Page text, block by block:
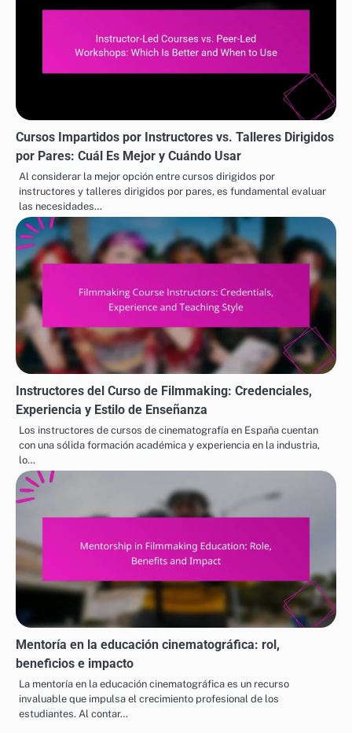
Cursos Impartidos por Instructores vs. Talleres Dirigidos
por Pares: Cuál Es Mejor y Cuándo Usar
Al considerar la mejor opción entre cursos dirigidos por
instructores y talleres dirigidos por pares, es fundamental evaluar
las necesidades…
Instructores del Curso de Filmmaking: Credenciales,
Experiencia y Estilo de Enseñanza
Los instructores de cursos de cinematografía en España cuentan
con una sólida formación académica y experiencia en la industria,
lo…
Mentoría en la educación cinematográfica: rol,
beneficios e impacto
La mentoría en la educación cinematográfica es un recurso
invaluable que impulsa el crecimiento profesional de los
estudiantes. Al contar…